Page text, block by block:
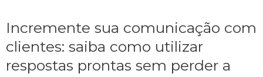
Incremente sua comunicação com
clientes: saiba como utilizar
respostas prontas sem perder a